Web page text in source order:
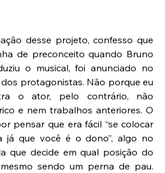
desse projeto, confesso que
de preconceito quando Bruno
o musical, foi anunciado no
protagonistas. Não porque eu
o ator, pelo contrário, não
e nem trabalhos anteriores. O
pensar que era fácil “se colocar
já que você é o dono”, algo no
que decide em qual posição do
sendo um perna de pau.